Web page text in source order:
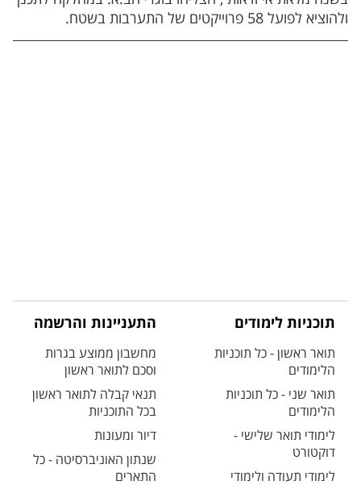
ולהוציא לפועל 58 פרוייקטים של התערבות בשטח.
תוכניות לימודים
תואר ראשון - כל תוכניות
הלימודים
תואר שני - כל תוכניות
הלימודים
לימודי תואר שלישי -
דוקטורט
לימודי תעודה ולימודי
התעניינות והרשמה
מחשבון ממוצע בגרות
וסכם לתואר ראשון
תנאי קבלה לתואר ראשון
בכל התוכניות
דיור ומעונות
שנתון האוניברסיטה - כל
התארים